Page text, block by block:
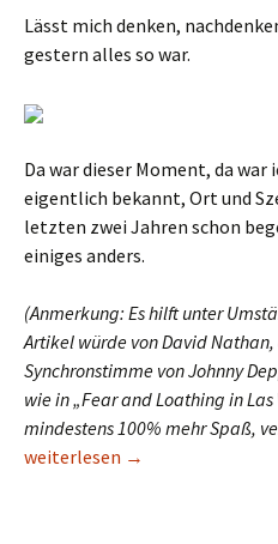
Lässt mich denken,
gestern alles so war.
Da war dieser Moment, da war
eigentlich bekannt, Ort und
letzten zwei Jahren schon
einiges anders.
(Anmerkung: Es hilft unter
Artikel würde von David
Synchronstimme von Johnny
wie in „Fear and Loathing in
mindestens 100% mehr Spaß,
gamescom 2012 – Mein
weiterlesen →